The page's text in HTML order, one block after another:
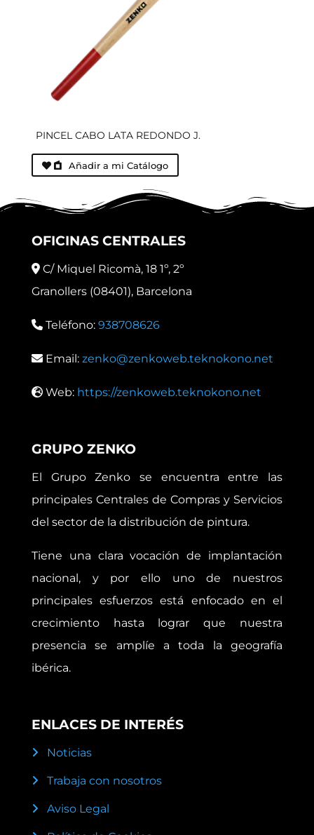
PINCEL CABO LATA REDONDO J.
Añadir a mi Catálogo
OFICINAS CENTRALES
C/ Miquel Ricomà, 18 1º, 2º
Granollers (08401), Barcelona
Teléfono: 938708626
Email: zenko@zenkoweb.teknokono.net
Web: https://zenkoweb.teknokono.net
GRUPO ZENKO
El Grupo Zenko se encuentra entre las
principales Centrales de Compras y Servicios
del sector de la distribución de pintura.
Tiene una clara vocación de implantación
nacional, y por ello uno de nuestros
principales esfuerzos está enfocado en el
crecimiento hasta lograr que nuestra
presencia se amplíe a toda la geografía
ibérica.
ENLACES DE INTERÉS
Noticias
Trabaja con nosotros
Aviso Legal